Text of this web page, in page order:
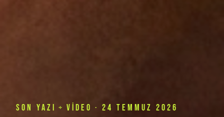
SON YAZI + VIDEO · 24 TEMMUZ 2026